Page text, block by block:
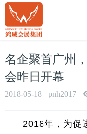
名企聚首广州
会昨日开幕
2018-05-18 pnh2017
2018年，为促